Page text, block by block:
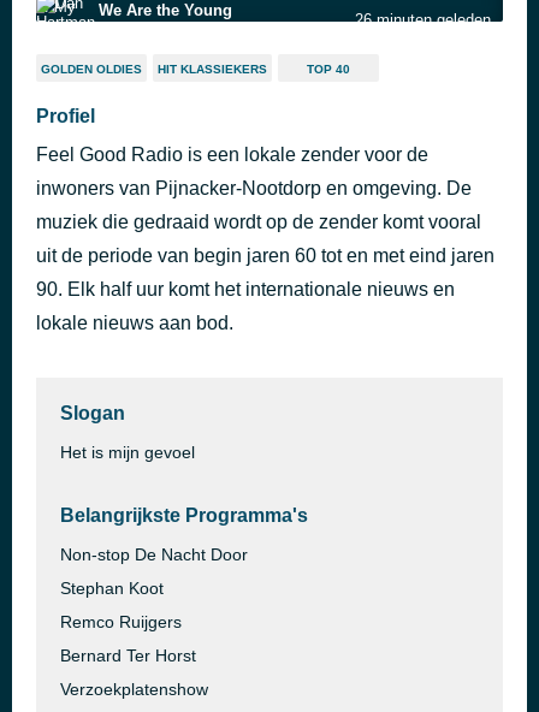
We Are the Young
26 minuten geleden
How Long
Sweet Home Alabama
Lynyrd Skynyrd
Big Apple
Kajagoogoo
50 minuten geleden
GOLDEN OLDIES HIT KLASSIEKERS TOP 40
Profiel
Feel Good Radio is een lokale zender voor de
inwoners van Pijnacker-Nootdorp en omgeving. De
muziek die gedraaid wordt op de zender komt vooral
uit de periode van begin jaren 60 tot en met eind jaren
90. Elk half uur komt het internationale nieuws en
lokale nieuws aan bod.
Slogan
Het is mijn gevoel
Belangrijkste Programma's
Non-stop De Nacht Door
Stephan Koot
Remco Ruijgers
Bernard Ter Horst
Verzoekplatenshow